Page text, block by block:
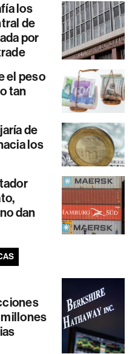
los
de
por
el peso
tan
de
los
dan